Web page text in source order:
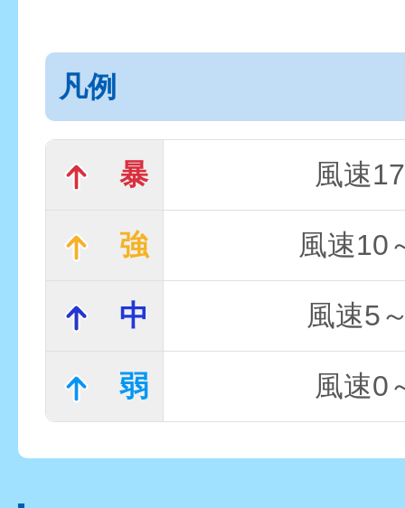
凡例
暴 風速
強 風速10
中 風速5
弱 風速0